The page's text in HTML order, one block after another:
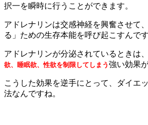
択一を瞬時に行うことができます。
アドレナリンは交感神経を興奮させて
る」ための生存本能を呼び起こすんです
アドレナリンが分泌されているときは、
欲、睡眠欲、性欲を制限してしまう 強い効果
こうした効果を逆手にとって、ダイエ
法なんですね。